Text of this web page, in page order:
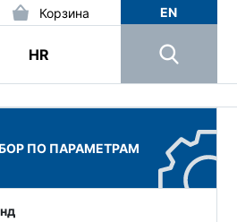
Корзина
HR
EN
ПО ПАРАМЕТРАМ